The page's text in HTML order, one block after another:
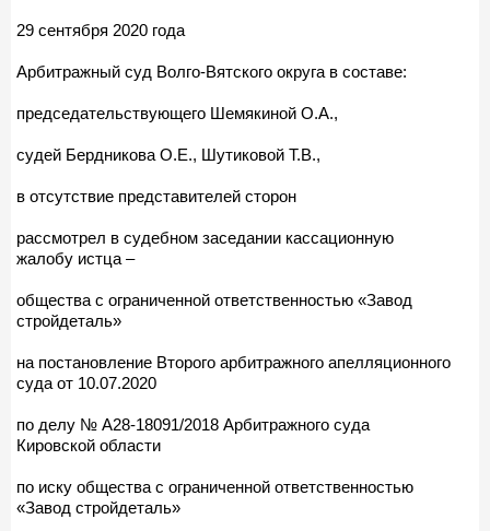
29 сентября 2020 года
Арбитражный суд Волго-Вятского округа в составе:
председательствующего Шемякиной О.А.,
судей Бердникова О.Е., Шутиковой Т.В.,
в отсутствие представителей сторон
рассмотрел в судебном заседании кассационную
жалобу истца –
общества с ограниченной ответственностью «Завод
стройдеталь»
на постановление Второго арбитражного апелляционного
суда от 10.07.2020
по делу № А28-18091/2018 Арбитражного суда
Кировской области
по иску общества с ограниченной ответственностью
«Завод стройдеталь»